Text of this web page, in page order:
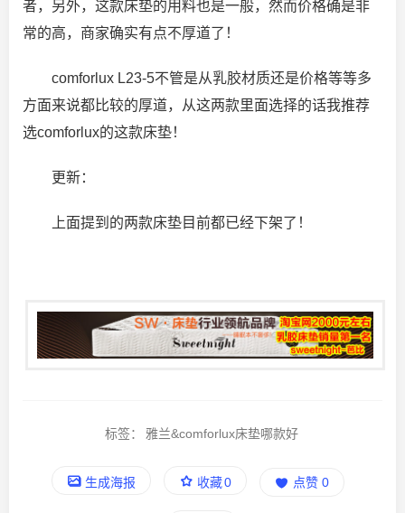
者，另外，这款床垫的用料也是一般，然而价格确是非
常的高，商家确实有点不厚道了！
comforlux L23-5不管是从乳胶材质还是价格等等多
方面来说都比较的厚道，从这两款里面选择的话我推荐
选comforlux的这款床垫！
更新：
上面提到的两款床垫目前都已经下架了！
标签： 雅兰&comforlux床垫哪款好
生成海报 收藏0 点赞 0